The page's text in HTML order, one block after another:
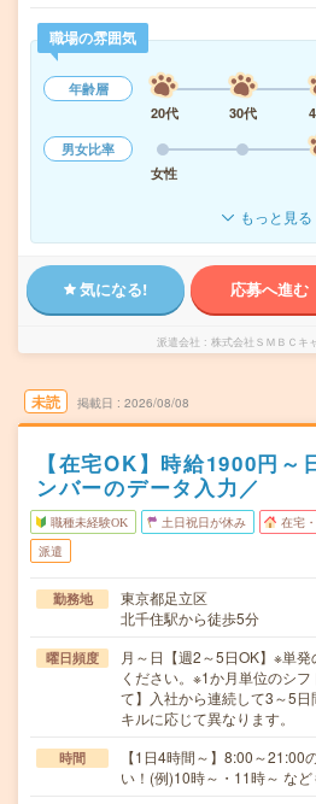
職場の雰囲気
年齢層
20代
30代
男女比率
女性
もっと見る
気になる! 応募へ進む
派遣会社 株式会社ＳＭＢＣキ
未読 掲載日 2026/08/08
【在宅OK】時給1900円～
ンバーのデータ入力／
職種未経験OK 土日祝日が休み 在宅
派遣
勤務地
東京都足立区
北千住駅から徒歩5分
曜日頻度
月～日【週2～5日OK】※単
ください。※1か月単位のシ
て】入社から連続して3～5
キルに応じて異なります。
時間
【1日4時間～】8:00～21:00
い！(例)10時～・11時～ な